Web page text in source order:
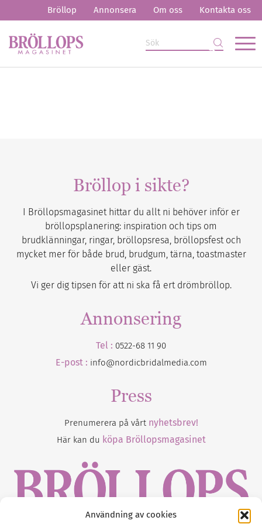
Användning av cookies
Bröllop Annonsera Om oss Kontakta oss
Bröllop i sikte?
I Bröllopsmagasinet hittar du allt ni behöver inför er
bröllopsplanering: inspiration och tips om
brudklänningar, ringar, bröllopsresa, bröllopsfest och
mycket mer för både brud, brudgum, tärna, toastmaster
eller gäst.
Vi ger dig tipsen för att ni ska få ert drömbröllop.
Annonsering
Tel : 0522-68 11 90
E-post : info@nordicbridalmedia.com
Press
Prenumerera på vårt nyhetsbrev!
Här kan du köpa Bröllopsmagasinet